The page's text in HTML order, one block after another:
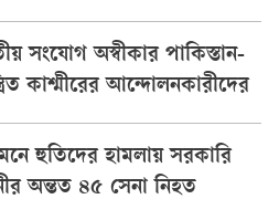
সংযোগ অস্বীকার পাকিস্তান-
কাশ্মীরের আন্দোলনকারীদের
হুতিদের হামলায় সরকারি
অন্তত ৪৫ সেনা নিহত